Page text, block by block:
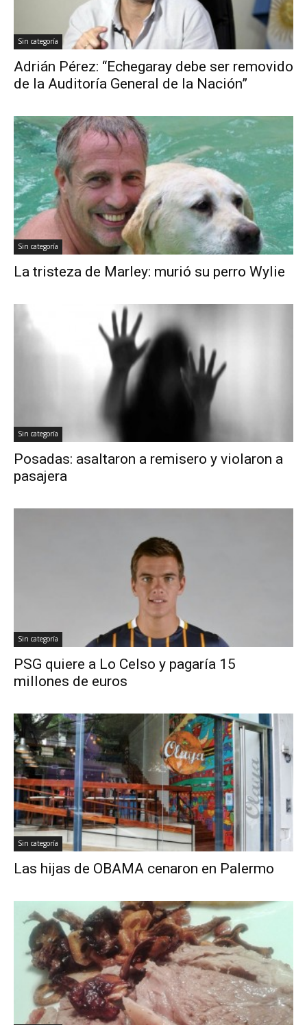
Sin categoría
Adrián Pérez: “Echegaray debe ser removido
de la Auditoría General de la Nación”
Sin categoría
La tristeza de Marley: murió su perro Wylie
Sin categoría
Posadas: asaltaron a remisero y violaron a
pasajera
Sin categoría
PSG quiere a Lo Celso y pagaría 15
millones de euros
Sin categoría
Las hijas de OBAMA cenaron en Palermo